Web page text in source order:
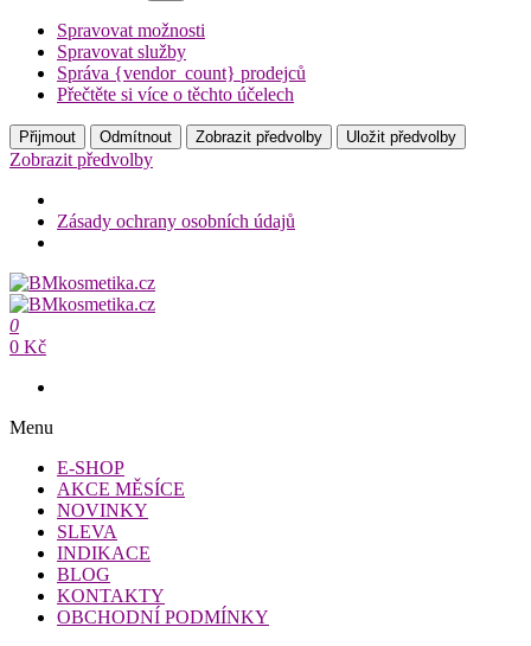
Spravovat možnosti
Spravovat služby
Správa {vendor_count} prodejců
Přečtěte si více o těchto účelech
Přijmout Odmítnout Zobrazit předvolby Uložit předvolby
Zobrazit předvolby
Zásady ochrany osobních údajů
Přeskočit
na
obsah
BMkosmetika.cz
BMkosmetika.cz
0
0 Kč
Menu
E-SHOP
AKCE MĚSÍCE
NOVINKY
SLEVA
INDIKACE
BLOG
KONTAKTY
OBCHODNÍ PODMÍNKY